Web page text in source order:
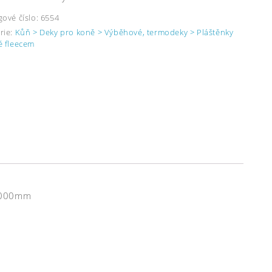
číslo: 6554
Kůň > Deky pro koně > Výběhové, termodeky > Pláštěnky
fleecem